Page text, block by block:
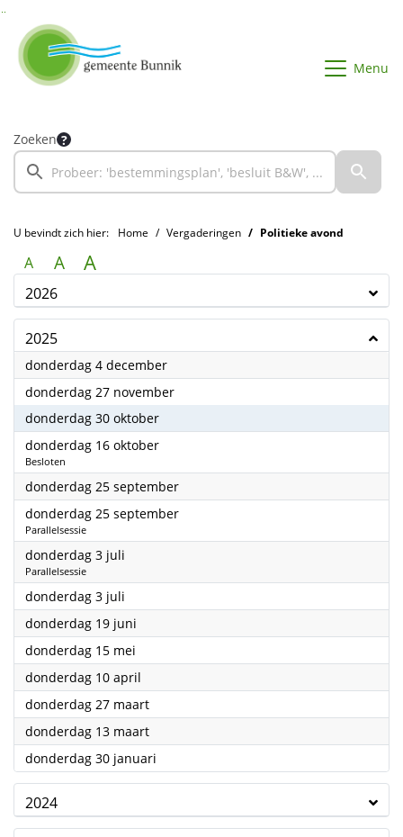
Menu
Zoeken
U bevindt zich hier: Home Vergaderingen Politieke avond
A A A
2026
2025
donderdag 4 december2025
donderdag 27 november2025
donderdag 30 oktober2025
donderdag 16 oktober2025
Besloten
donderdag 25 september2025
donderdag 25 september2025
Parallelsessie
donderdag 3 juli
Parallelsessie
donderdag 3 juli
donderdag 19 juni
donderdag 15 mei
donderdag 10 april
donderdag 27 maart2025
donderdag 13 maart2025
donderdag 30 januari
2024